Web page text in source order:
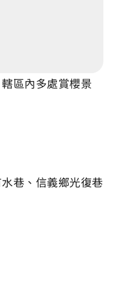
區內多處賞櫻景
巷、信義鄉光復巷